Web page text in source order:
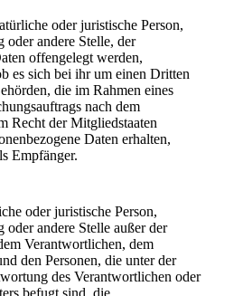
oder juristische Person,
oder andere Stelle, der
offengelegt werden,
es sich bei ihr um einen Dritten
die im Rahmen eines
nach dem
Recht der Mitgliedstaaten
Daten erhalten,
Empfänger.
oder juristische Person,
andere Stelle außer der
Verantwortlichen, dem
den Personen, die unter der
des Verantwortlichen oder